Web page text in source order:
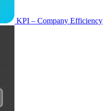
KPI – Company Efficiency